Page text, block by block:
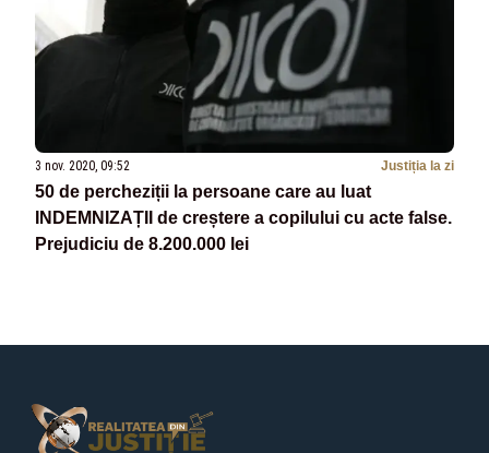
3 nov. 2020, 09:52 Justiția la zi
50 de percheziții la persoane care au luat
INDEMNIZAȚII de creștere a copilului cu acte false.
Prejudiciu de 8.200.000 lei